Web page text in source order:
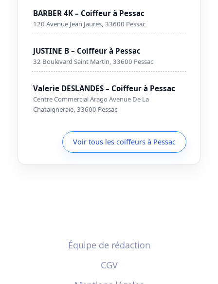
BARBER 4K – Coiffeur à Pessac
120 Avenue Jean Jaures, 33600 Pessac
JUSTINE B – Coiffeur à Pessac
32 Boulevard Saint Martin, 33600 Pessac
Valerie DESLANDES – Coiffeur à Pessac
Centre Commercial Arago Avenue De La
Chataigneraie, 33600 Pessac
Voir tous les coiffeurs à Pessac
Équipe de rédaction
CGV